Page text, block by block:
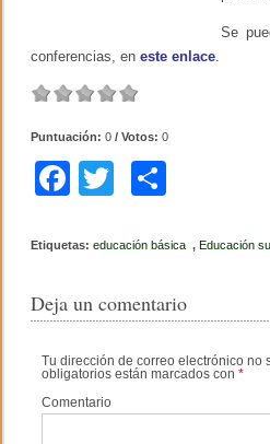
Se
conferencias, eneste enlace
Puntuación:0 / Votos:0
F
c
b
o
o
k
tt
m
ar
tir
Etiquetas:educación básica , Educación
Deja un comentario
Tu dirección de correo electrónico no
obligatorios están marcados con*
Comentario